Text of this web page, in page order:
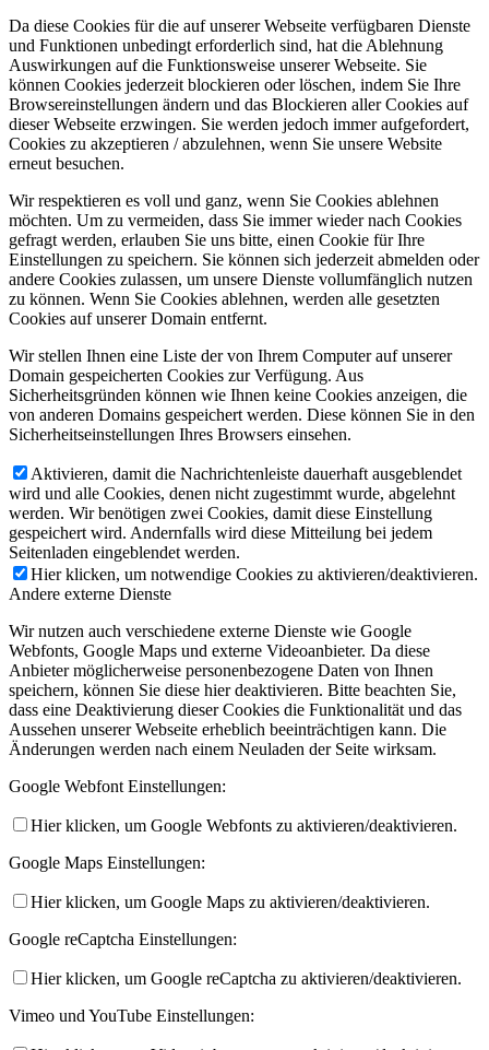
Da diese Cookies für die auf unserer Webseite verfügbaren Dienste
und Funktionen unbedingt erforderlich sind, hat die Ablehnung
Auswirkungen auf die Funktionsweise unserer Webseite. Sie
können Cookies jederzeit blockieren oder löschen, indem Sie Ihre
Browsereinstellungen ändern und das Blockieren aller Cookies auf
dieser Webseite erzwingen. Sie werden jedoch immer aufgefordert,
Cookies zu akzeptieren / abzulehnen, wenn Sie unsere Website
erneut besuchen.
Wir respektieren es voll und ganz, wenn Sie Cookies ablehnen
möchten. Um zu vermeiden, dass Sie immer wieder nach Cookies
gefragt werden, erlauben Sie uns bitte, einen Cookie für Ihre
Einstellungen zu speichern. Sie können sich jederzeit abmelden oder
andere Cookies zulassen, um unsere Dienste vollumfänglich nutzen
zu können. Wenn Sie Cookies ablehnen, werden alle gesetzten
Cookies auf unserer Domain entfernt.
Wir stellen Ihnen eine Liste der von Ihrem Computer auf unserer
Domain gespeicherten Cookies zur Verfügung. Aus
Sicherheitsgründen können wie Ihnen keine Cookies anzeigen, die
von anderen Domains gespeichert werden. Diese können Sie in den
Sicherheitseinstellungen Ihres Browsers einsehen.
Aktivieren, damit die Nachrichtenleiste dauerhaft ausgeblendet
wird und alle Cookies, denen nicht zugestimmt wurde, abgelehnt
werden. Wir benötigen zwei Cookies, damit diese Einstellung
gespeichert wird. Andernfalls wird diese Mitteilung bei jedem
Seitenladen eingeblendet werden.
Hier klicken, um notwendige Cookies zu aktivieren/deaktivieren.
Andere externe Dienste
Wir nutzen auch verschiedene externe Dienste wie Google
Webfonts, Google Maps und externe Videoanbieter. Da diese
Anbieter möglicherweise personenbezogene Daten von Ihnen
speichern, können Sie diese hier deaktivieren. Bitte beachten Sie,
dass eine Deaktivierung dieser Cookies die Funktionalität und das
Aussehen unserer Webseite erheblich beeinträchtigen kann. Die
Änderungen werden nach einem Neuladen der Seite wirksam.
Google Webfont Einstellungen:
Hier klicken, um Google Webfonts zu aktivieren/deaktivieren.
Google Maps Einstellungen:
Hier klicken, um Google Maps zu aktivieren/deaktivieren.
Google reCaptcha Einstellungen:
Hier klicken, um Google reCaptcha zu aktivieren/deaktivieren.
Vimeo und YouTube Einstellungen: